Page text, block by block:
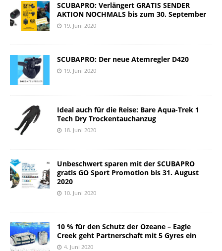
SCUBAPRO: Verlängert GRATIS SENDER
AKTION NOCHMALS bis zum 30. September
19. Juni 2020
SCUBAPRO: Der neue Atemregler D420
19. Juni 2020
Ideal auch für die Reise: Bare Aqua-Trek 1
Tech Dry Trockentauchanzug
18. Juni 2020
Unbeschwert sparen mit der SCUBAPRO
gratis GO Sport Promotion bis 31. August
2020
10. Juni 2020
10 % für den Schutz der Ozeane – Eagle
Creek geht Partnerschaft mit 5 Gyres ein
4. Juni 2020